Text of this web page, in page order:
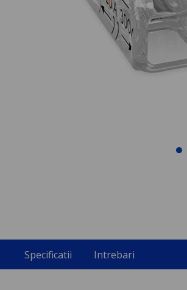
Specificatii Intrebari